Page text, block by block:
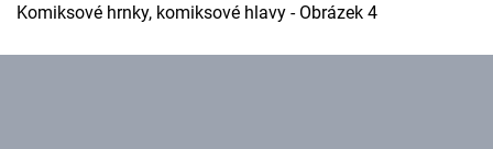
Komiksové hrnky, komiksové hlavy - Obrázek 4